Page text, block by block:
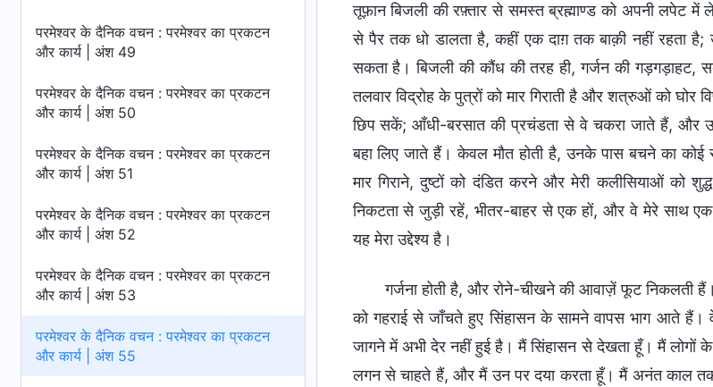
परमेश्वर के दैनिक वचन : परमेश्वर का प्रकटन
और कार्य | अंश 49
परमेश्वर के दैनिक वचन : परमेश्वर का प्रकटन
और कार्य | अंश 50
परमेश्वर के दैनिक वचन : परमेश्वर का प्रकटन
और कार्य | अंश 51
परमेश्वर के दैनिक वचन : परमेश्वर का प्रकटन
और कार्य | अंश 52
परमेश्वर के दैनिक वचन : परमेश्वर का प्रकटन
और कार्य | अंश 53
परमेश्वर के दैनिक वचन : परमेश्वर का प्रकटन
और कार्य | अंश 55
तूफ़ान बिजली की रफ़्तार से समस्त ब्रह्माण्ड को अपनी लपेट
से पैर तक धो डालता है, कहीं एक दाग़ तक बाक़ी नहीं रहता
सकता है। बिजली की कौंध की तरह ही, गर्जन की गड़गड़ाहट,
तलवार विद्रोह के पुत्रों को मार गिराती है और शत्रुओं को घोर
छिप सकें; आँधी-बरसात की प्रचंडता से वे चकरा जाते हैं, और
बहा लिए जाते हैं। केवल मौत होती है, उनके पास बचने का कोई
मार गिराने, दुष्टों को दंडित करने और मेरी कलीसियाओं को
निकटता से जुड़ी रहें, भीतर-बाहर से एक हों, और वे मेरे साथ एक
यह मेरा उद्देश्य है।
गर्जना होती है, और रोने-चीखने की आवाज़ें फूट
को गहराई से जाँचते हुए सिंहासन के सामने वापस भाग आते
जागने में अभी देर नहीं हुई है। मैं सिंहासन से देखता हूँ। मैं लोगों के
लगन से चाहते हैं, और मैं उन पर दया करता हूँ। मैं अनंत काल